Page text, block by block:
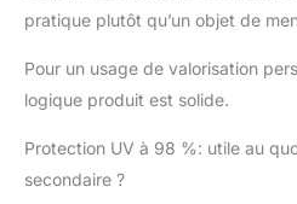
pratique plutôt qu’un objet de
Pour un usage de valorisation
logique produit est solide.
Protection UV à 98 %: utile au
secondaire ?